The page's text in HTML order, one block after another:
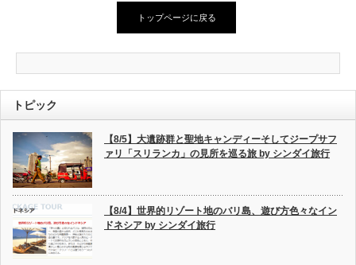
トップページに戻る
トピック
【8/5】大遺跡群と聖地キャンディーそしてジープサフ
ァリ「スリランカ」の見所を巡る旅 by シンダイ旅行
【8/4】世界的リゾート地のバリ島、遊び方色々なイン
ドネシア by シンダイ旅行